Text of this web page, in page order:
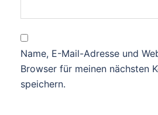
Name, E-Mail-Adresse und
Browser für meinen nächsten
speichern.